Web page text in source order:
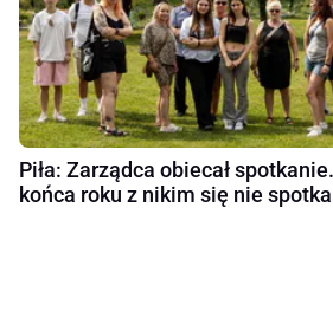
Piła: Zarządca obiecał
końca roku z nikim się nie